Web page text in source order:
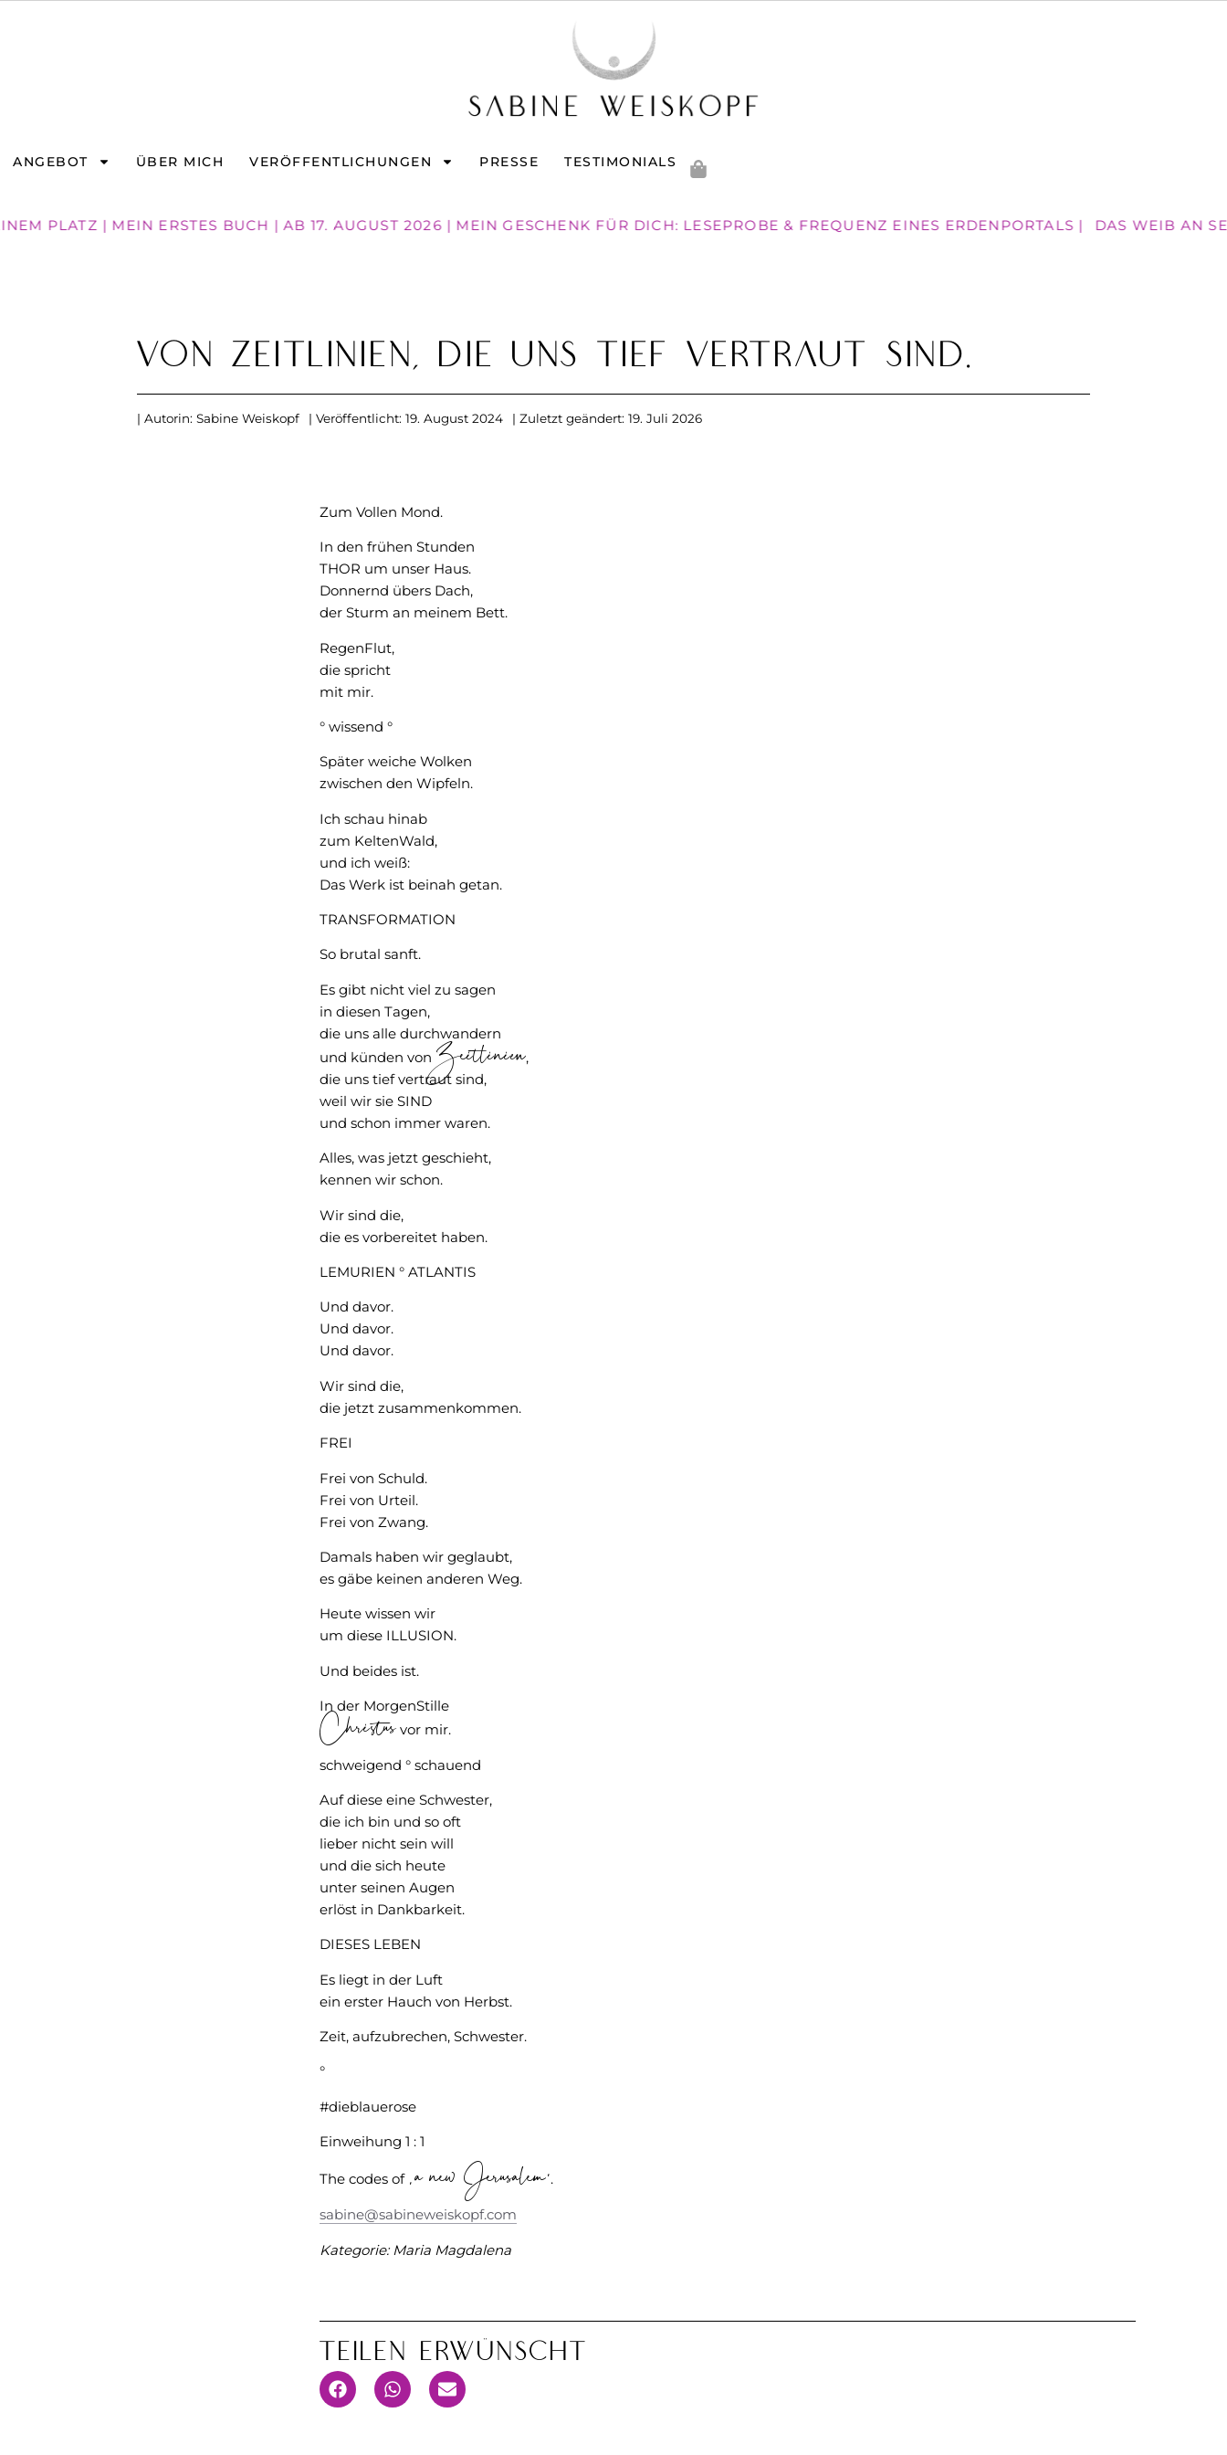
ANGEBOT ÜBER MICH VERÖFFENTLICHUNGEN PRESSE TESTIMONIALS
PLATZ | MEIN ERSTES BUCH | AB 17. AUGUST 2026 | MEIN GESCHENK FÜR DICH: LESEPROBE & FREQUENZ EINES ERDENPORTALS | DAS WEIB AN
Von Zeitlinien, die uns tief vertraut sind.
| Autorin: Sabine Weiskopf | Veröffentlicht: 19. August 2024 | Zuletzt geändert: 19. Juli 2026
Zum Vollen Mond.
In den frühen Stunden
THOR um unser Haus.
Donnernd übers Dach,
der Sturm an meinem Bett.
RegenFlut,
die spricht
mit mir.
° wissend °
Später weiche Wolken
zwischen den Wipfeln.
Ich schau hinab
zum KeltenWald,
und ich weiß:
Das Werk ist beinah getan.
TRANSFORMATION
So brutal sanft.
Es gibt nicht viel zu sagen
in diesen Tagen,
die uns alle durchwandern
und künden von Zeitlinien,
die uns tief vertraut sind,
weil wir sie SIND
und schon immer waren.
Alles, was jetzt geschieht,
kennen wir schon.
Wir sind die,
die es vorbereitet haben.
LEMURIEN ° ATLANTIS
Und davor.
Und davor.
Und davor.
Wir sind die,
die jetzt zusammenkommen.
FREI
Frei von Schuld.
Frei von Urteil.
Frei von Zwang.
Damals haben wir geglaubt,
es gäbe keinen anderen Weg.
Heute wissen wir
um diese ILLUSION.
Und beides ist.
In der MorgenStille
Christus vor mir.
schweigend ° schauend
Auf diese eine Schwester,
die ich bin und so oft
lieber nicht sein will
und die sich heute
unter seinen Augen
erlöst in Dankbarkeit.
DIESES LEBEN
Es liegt in der Luft
ein erster Hauch von Herbst.
Zeit, aufzubrechen, Schwester.
°
#dieblauerose
Einweihung 1 : 1
The codes of ‚a new Jerusalem‘.
sabine@sabineweiskopf.com
Kategorie:Maria Magdalena
Teilen Erwünscht